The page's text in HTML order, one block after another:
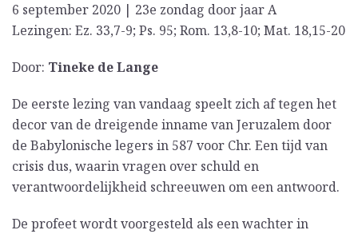
6 september 2020 | 23e zondag door jaar A
Lezingen: Ez. 33,7-9; Ps. 95; Rom. 13,8-10; Mat. 18,15-20
Door: Tineke de Lange
De eerste lezing van vandaag speelt zich af tegen het
decor van de dreigende inname van Jeruzalem door
de Babylonische legers in 587 voor Chr. Een tijd van
crisis dus, waarin vragen over schuld en
verantwoordelijkheid schreeuwen om een antwoord.
De profeet wordt voorgesteld als een wachter in